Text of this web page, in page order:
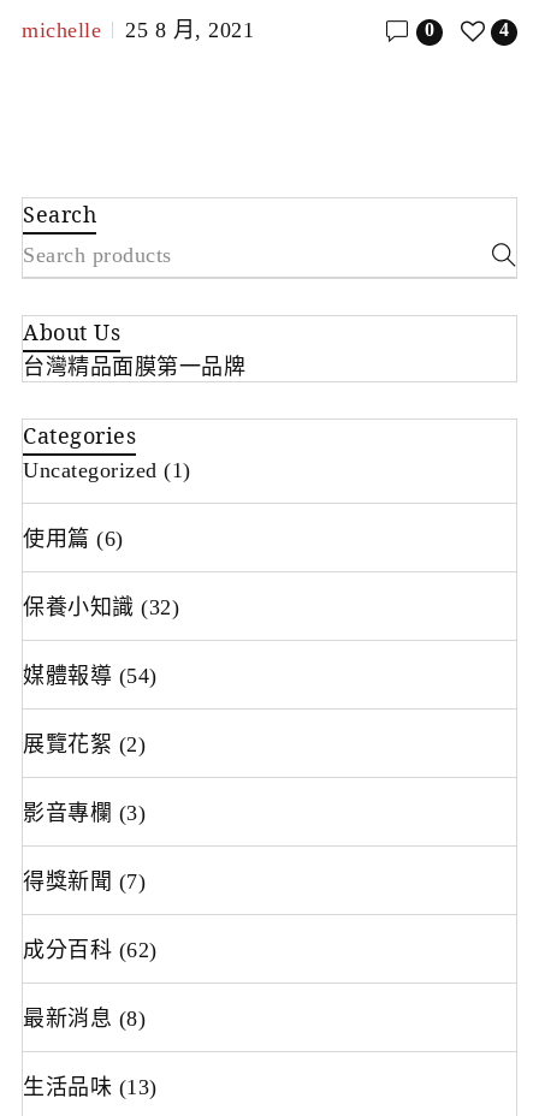
michelle 25 8 月, 2021 4
0
Search
About Us
台灣精品面膜第一品牌
Categories
Uncategorized (1)
使用篇 (6)
保養小知識 (32)
媒體報導 (54)
展覽花絮 (2)
影音專欄 (3)
得獎新聞 (7)
成分百科 (62)
最新消息 (8)
生活品味 (13)